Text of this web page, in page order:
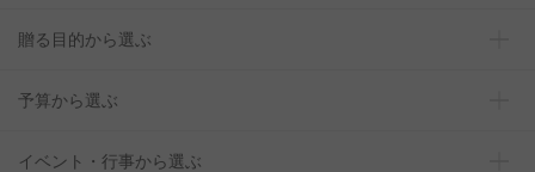
贈る目的から選ぶ
予算から選ぶ
イベント・行事から選ぶ